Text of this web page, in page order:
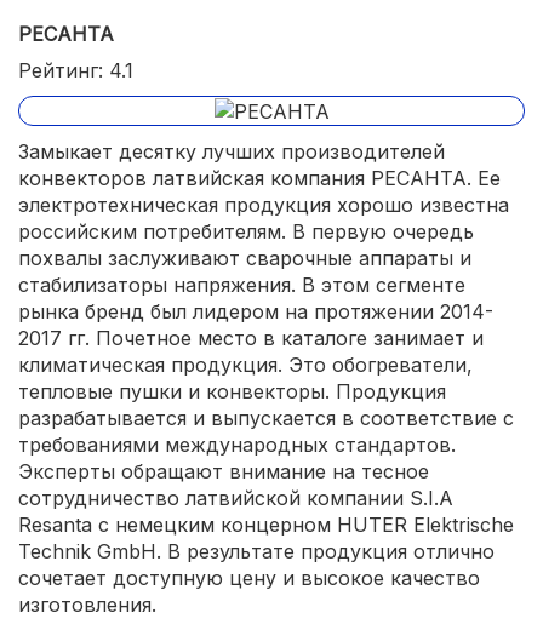
РЕСАНТА
Рейтинг: 4.1
Замыкает десятку лучших производителей
конвекторов латвийская компания РЕСАНТА. Ее
электротехническая продукция хорошо известна
российским потребителям. В первую очередь
похвалы заслуживают сварочные аппараты и
стабилизаторы напряжения. В этом сегменте
рынка бренд был лидером на протяжении 2014-
2017 гг. Почетное место в каталоге занимает и
климатическая продукция. Это обогреватели,
тепловые пушки и конвекторы. Продукция
разрабатывается и выпускается в соответствие с
требованиями международных стандартов.
Эксперты обращают внимание на тесное
сотрудничество латвийской компании S.I.A
Resanta с немецким концерном HUTER Elektrische
Technik GmbH. В результате продукция отлично
сочетает доступную цену и высокое качество
изготовления.